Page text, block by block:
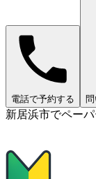
電話で予約する
新居浜市でペー